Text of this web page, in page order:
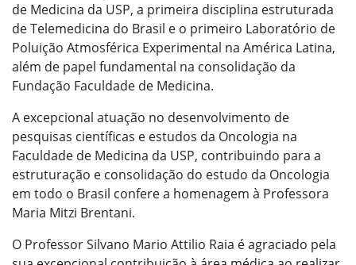
de Medicina da USP, a primeira disciplina estruturada
de Telemedicina do Brasil e o primeiro Laboratório de
Poluição Atmosférica Experimental na América Latina,
além de papel fundamental na consolidação da
Fundação Faculdade de Medicina.
A excepcional atuação no desenvolvimento de
pesquisas científicas e estudos da Oncologia na
Faculdade de Medicina da USP, contribuindo para a
estruturação e consolidação do estudo da Oncologia
em todo o Brasil confere a homenagem à Professora
Maria Mitzi Brentani.
O Professor Silvano Mario Attilio Raia é agraciado pela